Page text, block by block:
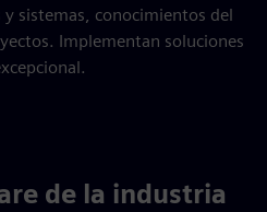
y sistemas, conocimientos del
Implementan soluciones
de la industria